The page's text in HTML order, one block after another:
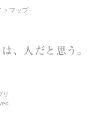
トマップ
リ